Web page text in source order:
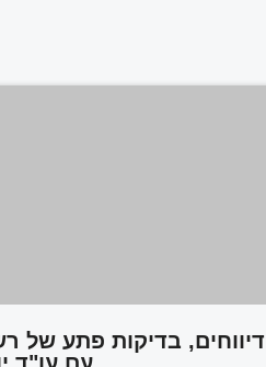
דיווחים, בדיקות פתע של